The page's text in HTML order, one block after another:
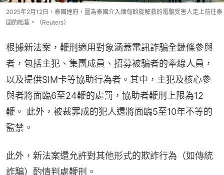
2025年2月12日，泰國達府，圖為泰國介入緬甸斡旋解救的電騙受害人走上前往泰
國的船隻。（Reuters）
根據新法案，鞭刑適用對象涵蓋電訊詐騙全鏈條參與
者，包括主犯、集團成員、招募被騙者的牽線人員，
以及提供SIM卡等協助行為者。其中，主犯及核心參
與者將面臨6至24鞭的處罰，協助者鞭刑上限為12
鞭。 此外，被裁罪成的犯人還將面臨5至10年不等的
監禁。
此外，新法案還允許對其他形式的欺詐行為（如傳統
詐騙）酌情判處鞭刑。